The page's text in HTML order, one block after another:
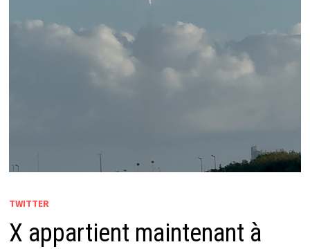
TWITTER
X appartient maintenant à